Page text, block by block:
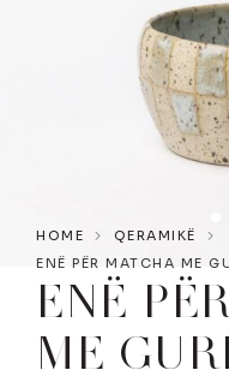
HOME
QERAMIKË
ENË PËR MATCHA ME
ENË
ME